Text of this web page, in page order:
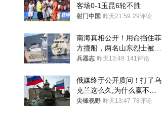
客场0-1玉昆6轮不胜
射门中国 昨天21:59 29评论
南海真相公开！用命挡住菲
方撞船，两名山东烈士被授
武警最高荣誉
兵器志 昨天13:49 141评论
俄媒终于公开质问！打了乌
克兰这么久,为什么赢不了?
答案令人沉默
尖锋视野 昨天13:47 78评论